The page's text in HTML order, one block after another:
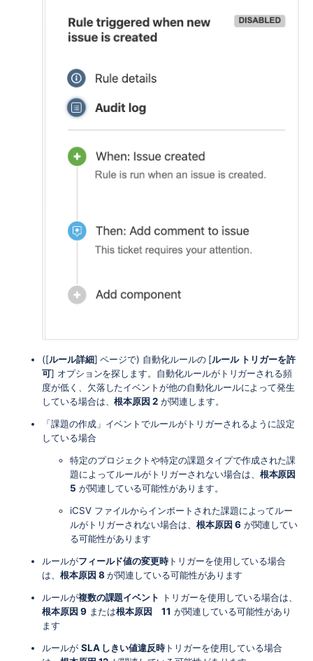
([ルール詳細] ページで) 自動化ルールの [ルール トリガーを許
可] オプションを探します。自動化ルールがトリガーされる頻
度が低く、欠落したイベントが他の自動化ルールによって発生
している場合は、根本原因 2 が関連します。
「課題の作成」イベントでルールがトリガーされるように設定
している場合
特定のプロジェクトや特定の課題タイプで作成された課
題によってルールがトリガーされない場合は、 根本原因
5 が関連している可能性があります。
iCSV ファイルからインポートされた課題によってルー
ルがトリガーされない場合は、根本原因 6が関連してい
る可能性があります
ルールがフィールド値の変更時トリガーを使用している場合
は、 根本原因 8が関連している可能性があります
ルールが複数の課題イベント
トリガーを使用している場合は、
根本原因 9または根本原因 11 が関連している可能性があり
ます
ルールが SLA しきい値違反時トリガーを使用している場合